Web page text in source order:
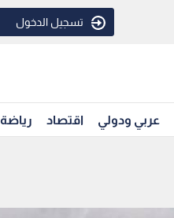
تسجيل الدخول
عربي ودولي اقتصاد رياضة